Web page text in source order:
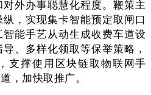
外办事聪慧化程度。鞭策主
，实现集卡智能预定取闸口
能手艺从动生成收费车道设
、多样化领取等保举策略，
支撑使用区块链取物联网手
，加快取推广。